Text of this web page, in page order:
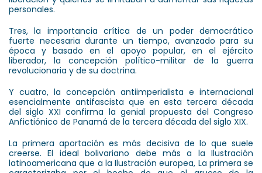
personales.
Tres, la importancia crítica de un poder democrático
fuerte necesaria durante un tiempo, avanzado para su
época y basado en el apoyo popular, en el ejército
liberador, la concepción político-militar de la guerra
revolucionaria y de su doctrina.
Y cuatro, la concepción antiimperialista e internacional
esencialmente antifascista que en esta tercera década
del siglo XXI confirma la genial propuesta del Congreso
Anfictiónico de Panamá de la tercera década del siglo XIX.
La primera aportación es más decisiva de lo que suele
creerse. El ideal bolivariano debe más a la Ilustración
latinoamericana que a la Ilustración europea, La primera se